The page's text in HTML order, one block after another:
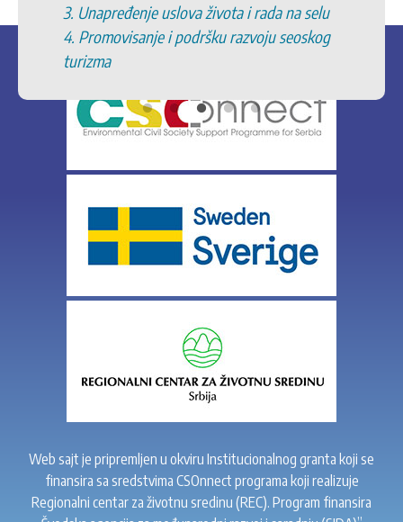
uslova života i rada na selu
i podršku razvoju seoskog
10. Razvoj
zaštićenim
specifičnih
Web sajt je pripremljen u okviru Institucionalnog granta koji se
finansira sa sredstvima CSOnnect programa koji realizuje
Regionalni centar za životnu sredinu (REC). Program finansira